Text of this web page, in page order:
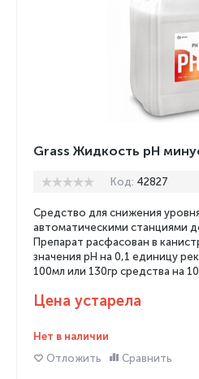
Grass Жидкость pH
Код: 42827
Средство для снижения
автоматическими станциями
Препарат расфасован в
значения рН на 0,1 единицу
100мл или 130гр средства на
Цена устарела
Нет в наличии
Отложить
Сравнить